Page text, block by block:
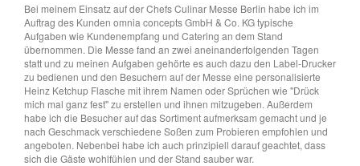
Bei meinem Einsatz auf der Chefs Culinar Messe Berlin habe ich im
Auftrag des Kunden omnia concepts GmbH & Co. KG typische
Aufgaben wie Kundenempfang und Catering an dem Stand
übernommen. Die Messe fand an zwei aneinanderfolgenden Tagen
statt und zu meinen Aufgaben gehörte es auch dazu den Label-Drucker
zu bedienen und den Besuchern auf der Messe eine personalisierte
Heinz Ketchup Flasche mit ihrem Namen oder Sprüchen wie "Drück
mich mal ganz fest" zu erstellen und ihnen mitzugeben. Außerdem
habe ich die Besucher auf das Sortiment aufmerksam gemacht und je
nach Geschmack verschiedene Soßen zum Probieren empfohlen und
angeboten. Nebenbei habe ich auch prinzipiell darauf geachtet, dass
sich die Gäste wohlfühlen und der Stand sauber war.